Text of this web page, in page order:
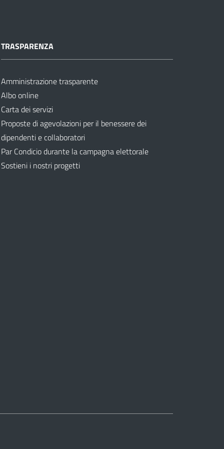
TRASPARENZA
Amministrazione trasparente
Albo online
Carta dei servizi
Proposte di agevolazioni per il benessere dei
dipendenti e collaboratori
Par Condicio durante la campagna elettorale
Sostieni i nostri progetti